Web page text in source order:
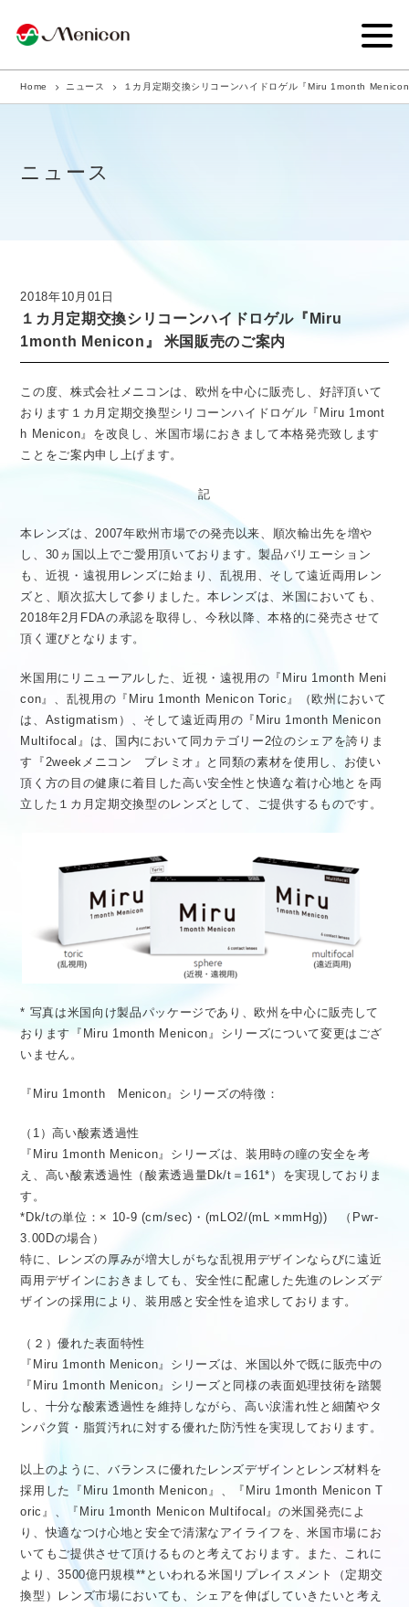
企業情報
商品サイト
ニュース
採用情報
医療従事者向け情報 GLOBAL
Home ニュース １カ月定期交換シリコーンハイドロゲル『Miru 1month
ニュース
2018年10月01日
１カ月定期交換シリコーンハイドロゲル『Miru
1month Menicon』 米国販売のご案内
この度、株式会社メニコンは、欧州を中心に販売し、好評頂いて
おります１カ月定期交換型シリコーンハイドロゲル『Miru 1mont
h Menicon』を改良し、米国市場におきまして本格発売致します
ことをご案内申し上げます。
記
本レンズは、2007年欧州市場での発売以来、順次輸出先を増や
し、30ヵ国以上でご愛用頂いております。製品バリエーション
も、近視・遠視用レンズに始まり、乱視用、そして遠近両用レン
ズと、順次拡大して参りました。本レンズは、米国においても、
2018年2月FDAの承認を取得し、今秋以降、本格的に発売させて
頂く運びとなります。
米国用にリニューアルした、近視・遠視用の『Miru 1month Meni
con』、乱視用の『Miru 1month Menicon Toric』（欧州において
は、Astigmatism）、そして遠近両用の『Miru 1month Menicon
Multifocal』は、国内において同カテゴリー2位のシェアを誇りま
す『2weekメニコン プレミオ』と同類の素材を使用し、お使い
頂く方の目の健康に着目した高い安全性と快適な着け心地とを両
立した１カ月定期交換型のレンズとして、ご提供するものです。
* 写真は米国向け製品パッケージであり、欧州を中心に販売して
おります『Miru 1month Menicon』シリーズについて変更はござ
いません。
『Miru 1month Menicon』シリーズの特徴：
（1）高い酸素透過性
『Miru 1month Menicon』シリーズは、装用時の瞳の安全を考
え、高い酸素透過性（酸素透過量Dk/t＝161*）を実現しておりま
す。
*Dk/tの単位：× 10-9 (cm/sec)・(mLO2/(mL ×mmHg)) （Pwr-
3.00Dの場合）
特に、レンズの厚みが増大しがちな乱視用デザインならびに遠近
両用デザインにおきましても、安全性に配慮した先進のレンズデ
ザインの採用により、装用感と安全性を追求しております。
（２）優れた表面特性
『Miru 1month Menicon』シリーズは、米国以外で既に販売中の
『Miru 1month Menicon』シリーズと同様の表面処理技術を踏襲
し、十分な酸素透過性を維持しながら、高い涙濡れ性と細菌やタ
ンパク質・脂質汚れに対する優れた防汚性を実現しております。
以上のように、バランスに優れたレンズデザインとレンズ材料を
採用した『Miru 1month Menicon』、『Miru 1month Menicon T
oric』、『Miru 1month Menicon Multifocal』の米国発売によ
り、快適なつけ心地と安全で清潔なアイライフを、米国市場にお
いてもご提供させて頂けるものと考えております。また、これに
より、3500億円規模**といわれる米国リプレイスメント（定期交
換型）レンズ市場においても、シェアを伸ばしていきたいと考え